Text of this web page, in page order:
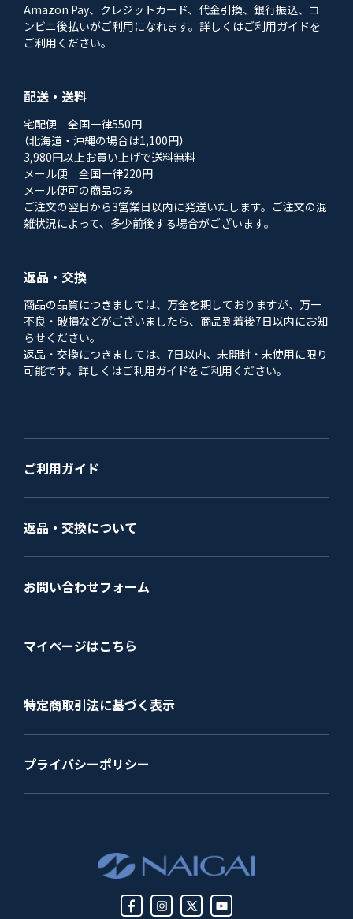
Amazon Pay、クレジットカード、代金引換、銀行振込、コ
ンビニ後払いがご利用になれます。詳しくはご利用ガイドを
ご利用ください。
配送・送料
宅配便 全国一律550円
（北海道・沖縄の場合は1,100円）
3,980円以上お買い上げで送料無料
メール便 全国一律220円
メール便可の商品のみ
ご注文の翌日から3営業日以内に発送いたします。ご注文の混
雑状況によって、多少前後する場合がございます。
返品・交換
商品の品質につきましては、万全を期しておりますが、万一
不良・破損などがございましたら、商品到着後7日以内にお知
らせください。
返品・交換につきましては、7日以内、未開封・未使用に限り
可能です。詳しくはご利用ガイドをご利用ください。
ご利用ガイド
返品・交換について
お問い合わせフォーム
マイページはこちら
特定商取引法に基づく表示
プライバシーポリシー